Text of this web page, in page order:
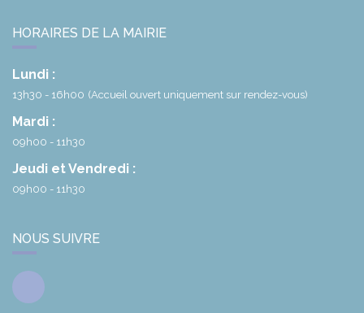
HORAIRES DE LA MAIRIE
Lundi :
13h30 - 16h00 (Accueil ouvert uniquement sur rendez-vous)
Mardi :
09h00 - 11h30
Jeudi et Vendredi :
09h00 - 11h30
NOUS SUIVRE
Facebook